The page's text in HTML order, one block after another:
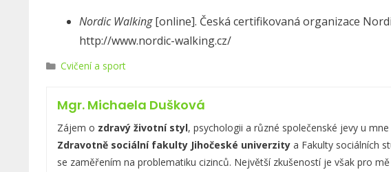
Nordic Walking[online]. Česká certifikovaná organizace
http://www.nordic-walking.cz/
R
r
k
y
Cvičení a sport
Mgr. Michaela Dušková
Zájem o zdravý životní styl, psychologii a různé společenské jevy u
Zdravotně sociální fakulty Jihočeské univerzity a Fakulty sociálních
se zaměřením na problematiku cizinců. Největší zkušeností je však pro